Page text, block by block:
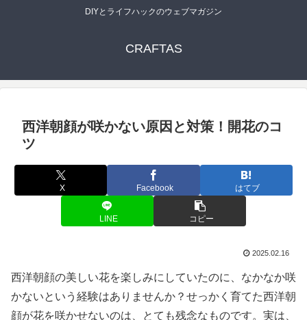
DIYとライフハックのウェブマガジン
CRAFTAS
西洋朝顔が咲かない原因と対策！開花のコ
ツ
X Facebook はてブ
LINE コピー
2025.02.16
西洋朝顔の美しい花を楽しみにしていたのに、なかなか咲
かないという経験はありませんか？せっかく育てた西洋朝
顔が花を咲かせないのは、とても残念なものです。実は、